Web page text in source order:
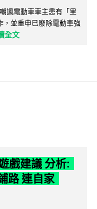
諷電動車車主患有「里
並重申已廢除電動車強
全文
戲建議 分析:
路 連自家